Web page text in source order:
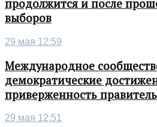
продолжится и после
выборов
29 мая 12:59
Международное
демократические
приверженность
29 мая 12:51